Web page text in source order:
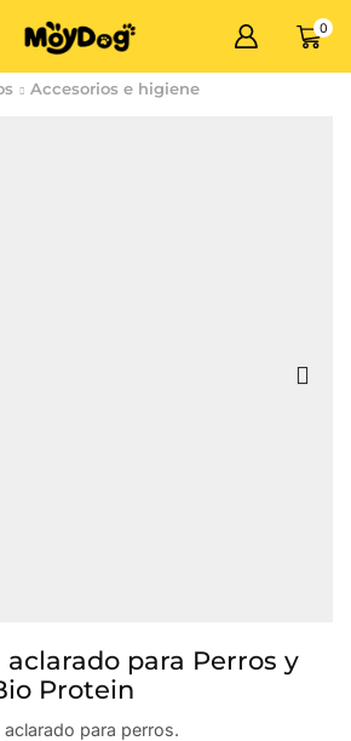
0
Accesorios e higiene
para Perros y
Protein
para perros.